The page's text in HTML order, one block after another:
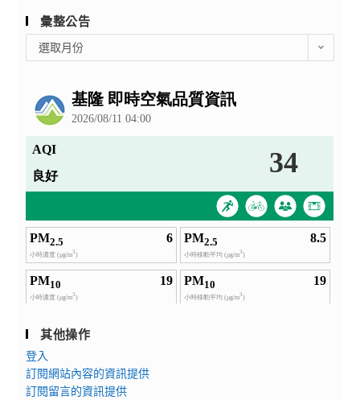
彙整公告
整
選取月份
其他操作
登入
訂閱網站內容的資訊提供
訂閱留言的資訊提供